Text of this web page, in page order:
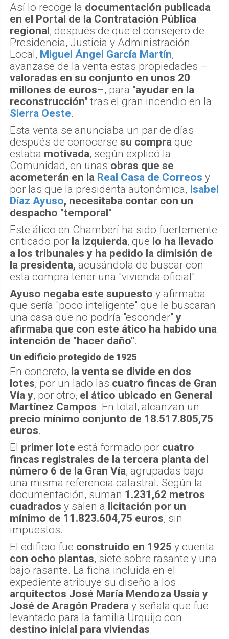
Así lo recoge la documentación publicada
en el Portal de la Contratación Pública
regional, después de que el consejero de
Presidencia, Justicia y Administración
Local, Miguel Ángel García Martín,
avanzase de la venta estas propiedades –
valoradas en su conjunto en unos 20
millones de euros–, para "ayudar en la
reconstrucción" tras el gran incendio en la
Sierra Oeste.
Esta venta se anunciaba un par de días
después de conocerse su compra que
estaba motivada, según explicó la
Comunidad, en unas obras que se
acometerán en la Real Casa de Correos y
por las que la presidenta autonómica, Isabel
Díaz Ayuso, necesitaba contar con un
despacho "temporal".
Este ático en Chamberí ha sido fuertemente
criticado por la izquierda, que lo ha llevado
a los tribunales y ha pedido la dimisión de
la presidenta, acusándola de buscar con
esta compra tener una "vivienda oficial".
Ayuso negaba este supuesto y afirmaba
que sería "poco inteligente" que le buscaran
una casa que no podría "esconder" y
afirmaba que con este ático ha habido una
intención de "hacer daño".
Un edificio protegido de 1925
En concreto, la venta se divide en dos
lotes, por un lado las cuatro fincas de Gran
Vía y, por otro, el ático ubicado en General
Martínez Campos. En total, alcanzan un
precio mínimo conjunto de 18.517.805,75
euros.
El primer lote está formado por cuatro
fincas registrales de la tercera planta del
número 6 de la Gran Vía, agrupadas bajo
una misma referencia catastral. Según la
documentación, suman 1.231,62 metros
cuadrados y salen a licitación por un
mínimo de 11.823.604,75 euros, sin
impuestos.
El edificio fue construido en 1925 y cuenta
con ocho plantas, siete sobre rasante y una
bajo rasante. La ficha incluida en el
expediente atribuye su diseño a los
arquitectos José María Mendoza Ussía y
José de Aragón Pradera y señala que fue
levantado para la familia Urquijo con
destino inicial para viviendas.